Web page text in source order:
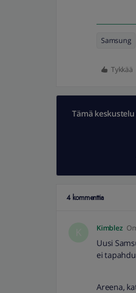
Samsung
Tykkää
Tämä
4 kommenttia
Kimblez
Uusi
ei
Areena,